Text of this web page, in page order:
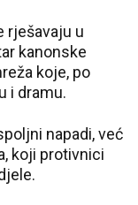
rješavaju u
kanonske
koje, po
i dramu.
napadi, već
koji protivnici